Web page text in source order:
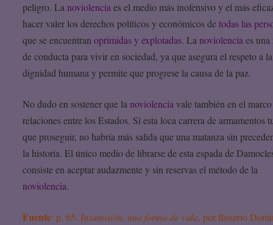
peligro. Lanoviolenciaes el medio más inofensivo y el más
hacer valer los derechos políticos y económicos detodas las
que se encuentranoprimidas y explotadas. Lanoviolenciaes
de conducta para vivir en sociedad, ya que asegura el respeto a la
dignidad humana y permite que progrese la causa de la paz.
No dudo en sostener que lanoviolenciavale también en el
relaciones entre los Estados. Si esta loca carrera de armamentos
que proseguir, no habría más salida que una matanza sin
la historia. El único medio de librarse de esta espada de
consiste en aceptar audazmente y sin reservas el método de la
noviolencia.
Fuente: p. 65. Insumisión, una forma de vida, por Rosario